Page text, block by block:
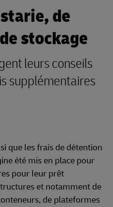
de
stockage
leurs conseils
supplémentaires
que les frais de détention
été mis en place pour
pour leur prêt
et notamment de
de plateformes